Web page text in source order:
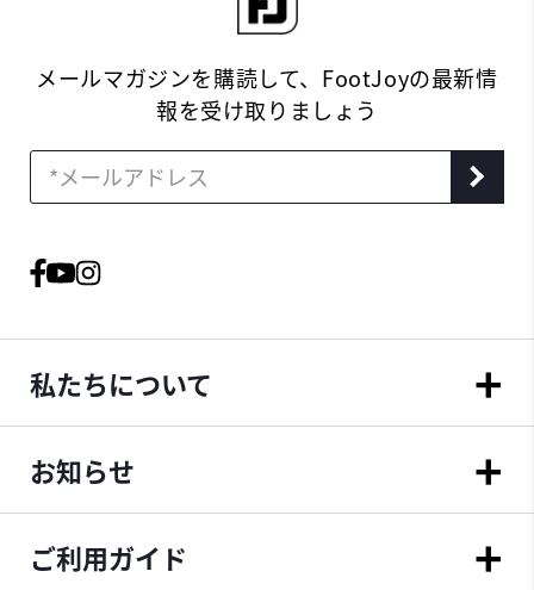
メールマガジンを購読して、FootJoyの最新情
報を受け取りましょう
私たちについて
お知らせ
ご利用ガイド